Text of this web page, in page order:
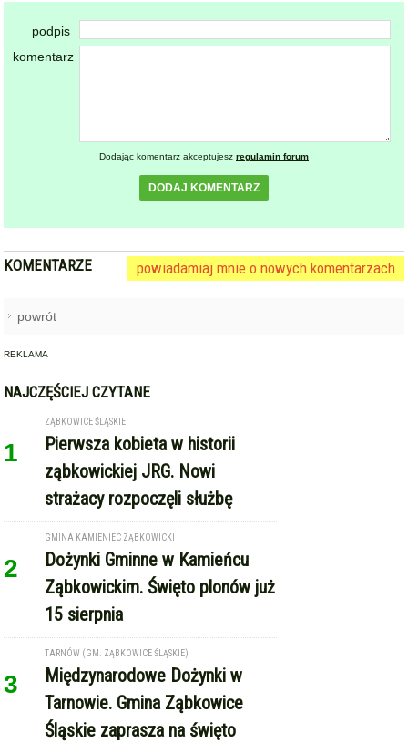
podpis
komentarz
Dodając komentarz akceptujesz regulamin forum
DODAJ KOMENTARZ
KOMENTARZE powiadamiaj mnie o nowych komentarzach
powrót
REKLAMA
NAJCZĘŚCIEJ CZYTANE
1
ZĄBKOWICE ŚLĄSKIE
Pierwsza kobieta w historii
ząbkowickiej JRG. Nowi
strażacy rozpoczęli służbę
2
GMINA KAMIENIEC ZĄBKOWICKI
Dożynki Gminne w Kamieńcu
Ząbkowickim. Święto plonów już
15 sierpnia
3
TARNÓW (GM. ZĄBKOWICE ŚLĄSKIE)
Międzynarodowe Dożynki w
Tarnowie. Gmina Ząbkowice
Śląskie zaprasza na święto